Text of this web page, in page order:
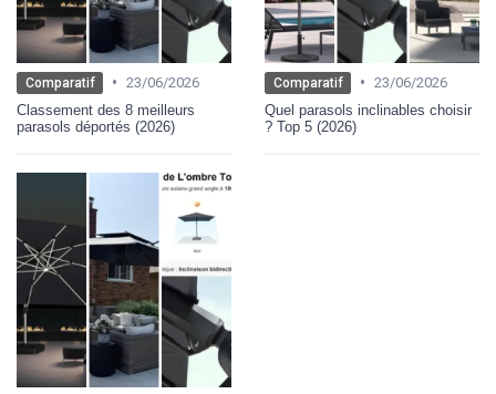
Comparatif • 23/06/2026
Classement des 8 meilleurs
parasols déportés (2026)
Comparatif • 23/06/2026
Quel parasols inclinables choisir
? Top 5 (2026)